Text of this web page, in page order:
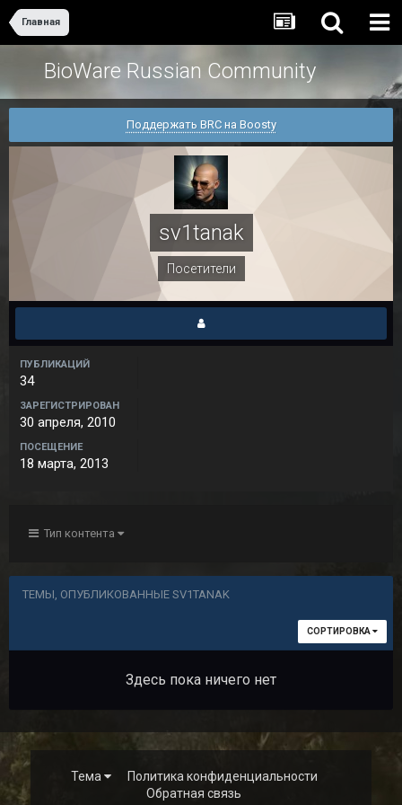
Главная
BioWare Russian Community
Поддержать BRC на Boosty
sv1tanak
Посетители
ПУБЛИКАЦИЙ
34
ЗАРЕГИСТРИРОВАН
30 апреля, 2010
ПОСЕЩЕНИЕ
18 марта, 2013
Тип контента
ТЕМЫ, ОПУБЛИКОВАННЫЕ SV1TANAK
СОРТИРОВКА
Здесь пока ничего нет
Тема
Политика конфиденциальности
Обратная связь